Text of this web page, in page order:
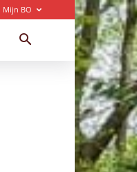
Mijn BO